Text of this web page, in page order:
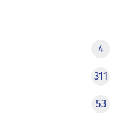
4
311
53